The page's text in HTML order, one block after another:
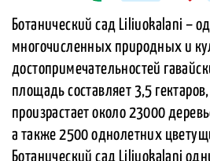
Ботанический сад Liliuokalani –
многочисленных природных и
достопримечательностей
площадь составляет 3,5
произрастает около 23000
а также 2500 однолетних
Ботанический сад Liliuokalani